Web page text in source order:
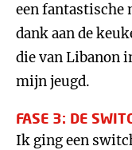
een fantastische
dank aan de
die van Libanon
mijn jeugd.
FASE 3: DE
Ik ging een